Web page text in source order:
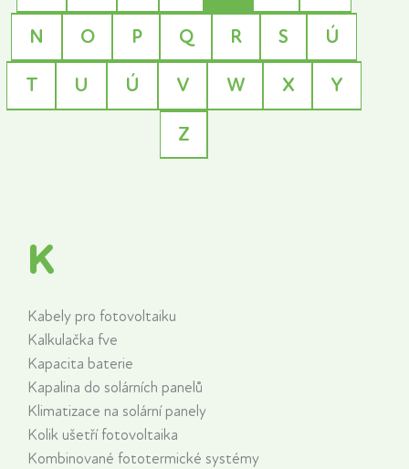
N O P Q R S Ú
T U Ú V W X Y
Z
K
Kabely pro fotovoltaiku
Kalkulačka fve
Kapacita baterie
Kapalina do solárních panelů
Klimatizace na solární panely
Kolik ušetří fotovoltaika
Kombinované fototermické systémy